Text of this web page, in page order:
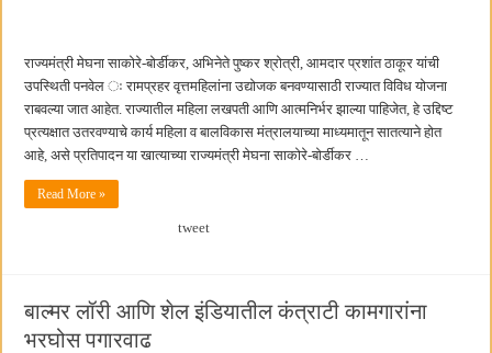
राज्यमंत्री मेघना साकोरे-बोर्डीकर, अभिनेते पुष्कर श्रोत्री, आमदार प्रशांत ठाकूर यांची
उपस्थिती पनवेल ः रामप्रहर वृत्तमहिलांना उद्योजक बनवण्यासाठी राज्यात विविध योजना
राबवल्या जात आहेत. राज्यातील महिला लखपती आणि आत्मनिर्भर झाल्या पाहिजेत, हे उद्दिष्ट
प्रत्यक्षात उतरवण्याचे कार्य महिला व बालविकास मंत्रालयाच्या माध्यमातून सातत्याने होत
आहे, असे प्रतिपादन या खात्याच्या राज्यमंत्री मेघना साकोरे-बोर्डीकर …
Read More »
tweet
बाल्मर लॉरी आणि शेल इंडियातील कंत्राटी कामगारांना
भरघोस पगारवाढ